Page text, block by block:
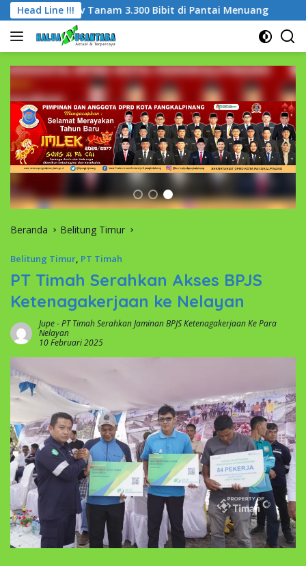
Langsung
ke
konten
Head Line !!!
Tanam 3.300 Bibit di Pantai Menuang Wujudkan
Beranda Belitung Timur
Belitung Timur, PT Timah
PT Timah Serahkan Akses BPJS
Ketenagakerjaan ke Nelayan
Jupe-PT Timah Serahkan Jaminan BPJS Ketenagakerjaan Ke Para
Nelayan
10 Februari 2025